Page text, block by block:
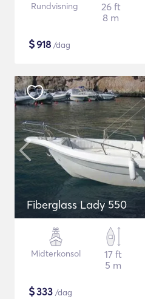
Rundvisning
26 ft
8 m
$918 /dag
Fiberglass Lady 550
Midterkonsol
17 ft
5 m
$333 /dag